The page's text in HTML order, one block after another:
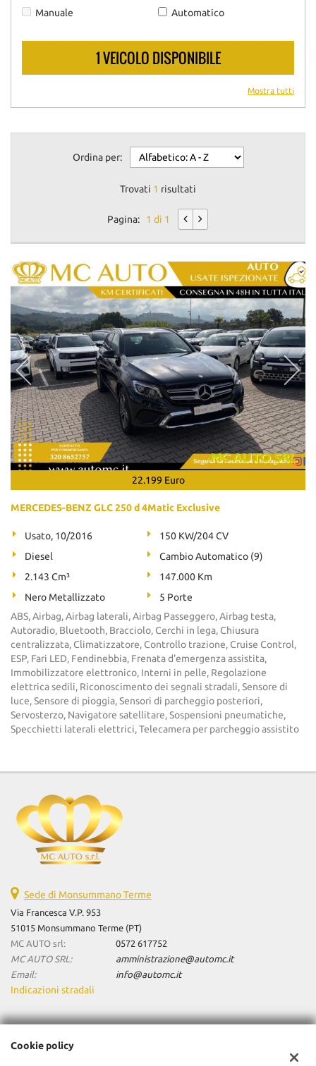
Manuale
Automatico
1 VEICOLO DISPONIBILE
Mostra tutti
Ordina per:
Trovati 1 risultati
Pagina: 1 di 1
22.199 Euro
MERCEDES-BENZ GLC 250 d 4Matic Exclusive
Usato, 10/2016
150 KW/204 CV
Diesel
Cambio Automatico (9)
2.143 Cm³
147.000 Km
Nero Metallizzato
5 Porte
ABS, Airbag, Airbag laterali, Airbag Passeggero, Airbag testa,
Autoradio, Bluetooth, Bracciolo, Cerchi in lega, Chiusura
centralizzata, Climatizzatore, Controllo trazione, Cruise Control,
ESP, Fari LED, Fendinebbia, Frenata d'emergenza assistita,
Immobilizzatore elettronico, Interni in pelle, Regolazione
elettrica sedili, Riconoscimento dei segnali stradali, Sensore di
luce, Sensore di pioggia, Sensori di parcheggio posteriori,
Servosterzo, Navigatore satellitare, Sospensioni pneumatiche,
Specchietti laterali elettrici, Telecamera per parcheggio assistito
Sede di Monsummano Terme
Via Francesca V.P. 953
51015 Monsummano Terme (PT)
MC AUTO srl:
0572 617752
MC AUTO SRL:
amministrazione@automc.it
Email:
info@automc.it
Indicazioni stradali
Dati fiscali:
Cookie policy